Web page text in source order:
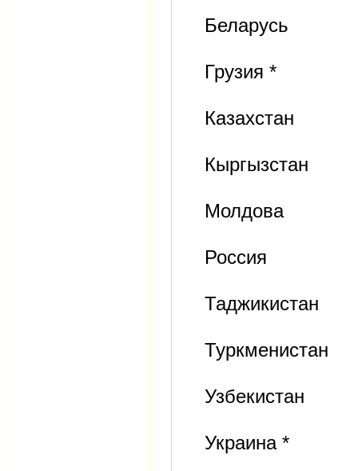
Беларусь
Грузия *
Казахстан
Кыргызстан
Молдова
Россия
Таджикистан
Туркменистан
Узбекистан
Украина *